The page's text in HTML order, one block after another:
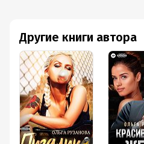
Другие книги автора